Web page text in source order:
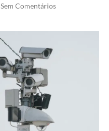
Sem Comentários